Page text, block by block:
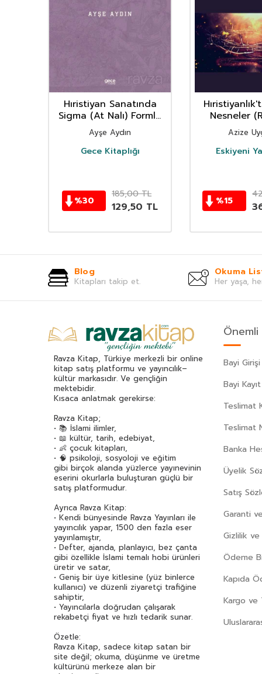
Hıristiyan Sanatında
Sigma (At Nalı) Formlu
Masaların Kullanımı
Ayşe Aydın
Gece Kitaplığı
%30
185,00TL
129,50 TL
Nesneler
Azize
Eskiyeni
%15
Blog
Kitapları takip et.
Okuma
Her yaşa,
Ravza Kitap, Türkiye merkezli bir online
kitap satış platformu ve yayıncılık–
kültür markasıdır. Ve gençliğin
mektebidir.
Kısaca anlatmak gerekirse:
Ravza Kitap;
• 📚 İslami ilimler,
• 📖 kültür, tarih, edebiyat,
• 👶 çocuk kitapları,
• 🧠 psikoloji, sosyoloji ve eğitim
gibi birçok alanda yüzlerce yayınevinin
eserini okurlarla buluşturan güçlü bir
satış platformudur.
Ayrıca Ravza Kitap:
• Kendi bünyesinde Ravza Yayınları ile
yayıncılık yapar, 1500 den fazla eser
yayınlamıştır,
• Defter, ajanda, planlayıcı, bez çanta
gibi özellikle İslami temalı hobi ürünleri
üretir ve satar,
• Geniş bir üye kitlesine (yüz binlerce
kullanıcı) ve düzenli ziyaretçi trafiğine
sahiptir,
• Yayıncılarla doğrudan çalışarak
rekabetçi fiyat ve hızlı tedarik sunar.
Özetle:
Ravza Kitap, sadece kitap satan bir
site değil; okuma, düşünme ve üretme
kültürünü merkeze alan bir
Bayi Girişi
Bayi Kayıt
Teslimat
Teslimat
Banka
Üyelik
Satış
Garanti
Gizlilik
Ödeme
Kapıda
Kargo ve